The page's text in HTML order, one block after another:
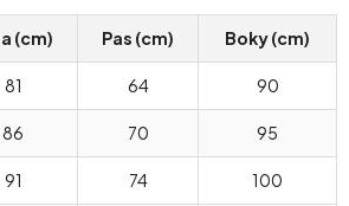
(cm) Pas (cm) Boky (cm)
81 64 90
86 70 95
91 74 100